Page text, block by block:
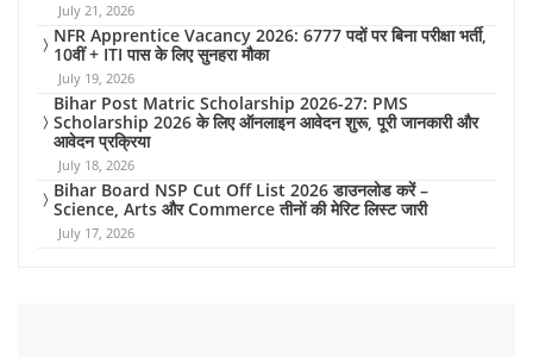
July 21, 2026
NFR Apprentice Vacancy 2026: 6777 पदों पर बिना परीक्षा भर्ती,
10वीं + ITI पास के लिए सुनहरा मौका
July 19, 2026
Bihar Post Matric Scholarship 2026-27: PMS
Scholarship 2026 के लिए ऑनलाइन आवेदन शुरू, पूरी जानकारी और
आवेदन प्रक्रिया
July 18, 2026
Bihar Board NSP Cut Off List 2026 डाउनलोड करें –
Science, Arts और Commerce तीनों की मेरिट लिस्ट जारी
July 17, 2026